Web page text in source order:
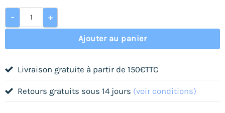
-
quantité de Vase miniature forme goutte en composite
+
Ajouter au panier
Livraison gratuite à partir de 150€TTC
Retours gratuits sous 14 jours (voir conditions)